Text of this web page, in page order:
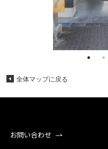
全体マップに戻る
お問い合わせ